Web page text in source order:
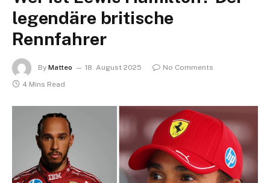
legendäre britische
Rennfahrer
By Matteo 18. August 2025
No Comments
4 Mins Read